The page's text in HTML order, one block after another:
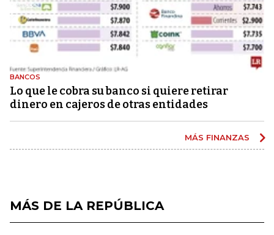
BANCOS
Lo que le cobra su banco si quiere retirar
dinero en cajeros de otras entidades
MÁS FINANZAS
MÁS DE LA REPÚBLICA